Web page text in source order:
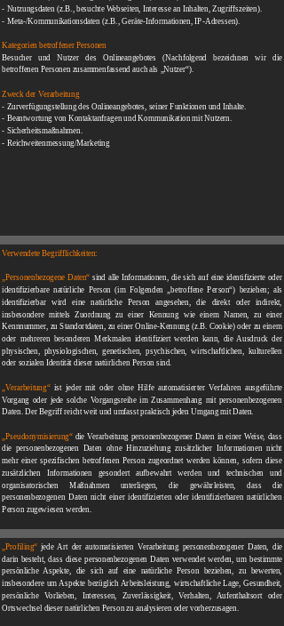
- Nutzungsdaten (z.B., besuchte Webseiten, Interesse an Inhalten, Zugriffszeiten).
- Meta-/Kommunikationsdaten (z.B., Geräte-Informationen, IP-Adressen).
Kategorien betroffener Personen
Besucher und Nutzer des Onlineangebotes (Nachfolgend bezeichnen wir die
betroffenen Personen zusammenfassend auch als „Nutzer“).
Zweck der Verarbeitung
- Zurverfügungstellung des Onlineangebotes, seiner Funktionen und Inhalte.
- Beantwortung von Kontaktanfragen und Kommunikation mit Nutzern.
- Sicherheitsmaßnahmen.
- Reichweitenmessung/Marketing
Verwendete Begrifflichkeiten:
„Personenbezogene Daten“ sind alle Informationen, die sich auf eine identifizierte oder
identifizierbare natürliche Person (im Folgenden „betroffene Person“) beziehen; als
identifizierbar wird eine natürliche Person angesehen, die direkt oder indirekt,
insbesondere mittels Zuordnung zu einer Kennung wie einem Namen, zu einer
Kennnummer, zu Standortdaten, zu einer Online-Kennung (z.B. Cookie) oder zu einem
oder mehreren besonderen Merkmalen identifiziert werden kann, die Ausdruck der
physischen, physiologischen, genetischen, psychischen, wirtschaftlichen, kulturellen
oder sozialen Identität dieser natürlichen Person sind.
„Verarbeitung“ist jeder mit oder ohne Hilfe automatisierter Verfahren ausgeführte
Vorgang oder jede solche Vorgangsreihe im Zusammenhang mit personenbezogenen
Daten. Der Begriff reicht weit und umfasst praktisch jeden Umgang mit Daten.
„Pseudonymisierung“die Verarbeitung personenbezogener Daten in einer Weise, dass
die personenbezogenen Daten ohne Hinzuziehung zusätzlicher Informationen nicht
mehr einer spezifischen betroffenen Person zugeordnet werden können, sofern diese
zusätzlichen Informationen gesondert aufbewahrt werden und technischen und
organisatorischen Maßnahmen unterliegen, die gewährleisten, dass die
personenbezogenen Daten nicht einer identifizierten oder identifizierbaren natürlichen
Person zugewiesen werden.
„Profiling“jede Art der automatisierten Verarbeitung personenbezogener Daten, die
darin besteht, dass diese personenbezogenen Daten verwendet werden, um bestimmte
persönliche Aspekte, die sich auf eine natürliche Person beziehen, zu bewerten,
insbesondere um Aspekte bezüglich Arbeitsleistung, wirtschaftliche Lage, Gesundheit,
persönliche Vorlieben, Interessen, Zuverlässigkeit, Verhalten, Aufenthaltsort oder
Ortswechsel dieser natürlichen Person zu analysieren oder vorherzusagen.